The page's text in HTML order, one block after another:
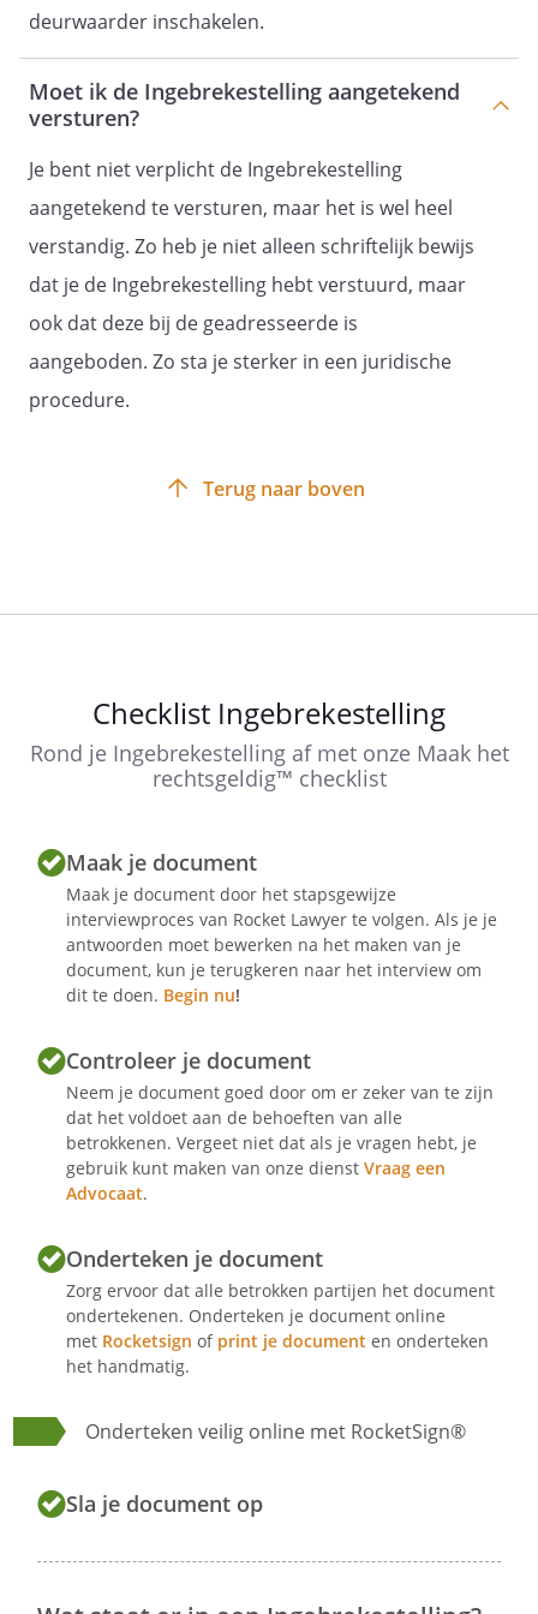
deurwaarder inschakelen.
Moet ik de Ingebrekestelling aangetekend
versturen?
Je bent niet verplicht de Ingebrekestelling
aangetekend te versturen, maar het is wel heel
verstandig. Zo heb je niet alleen schriftelijk bewijs
dat je de Ingebrekestelling hebt verstuurd, maar
ook dat deze bij de geadresseerde is
aangeboden. Zo sta je sterker in een juridische
procedure.
Terug naar boven
Checklist Ingebrekestelling
Rond je Ingebrekestelling af met onze Maak het
rechtsgeldig™ checklist
Maak je document
Maak je document door het stapsgewijze
interviewproces van Rocket Lawyer te volgen. Als je je
antwoorden moet bewerken na het maken van je
document, kun je terugkeren naar het interview om
dit te doen. Begin nu!
Controleer je document
Neem je document goed door om er zeker van te zijn
dat het voldoet aan de behoeften van alle
betrokkenen. Vergeet niet dat als je vragen hebt, je
gebruik kunt maken van onze dienst Vraag een
Advocaat.
Onderteken je document
Zorg ervoor dat alle betrokken partijen het document
ondertekenen. Onderteken je document online
met Rocketsign of print je document en onderteken
het handmatig.
Onderteken veilig online met RocketSign®
Sla je document op